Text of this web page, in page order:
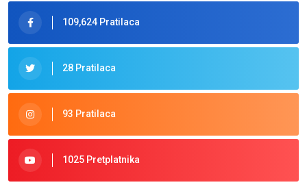
109,624 Pratilaca
28 Pratilaca
93 Pratilaca
1025 Pretplatnika